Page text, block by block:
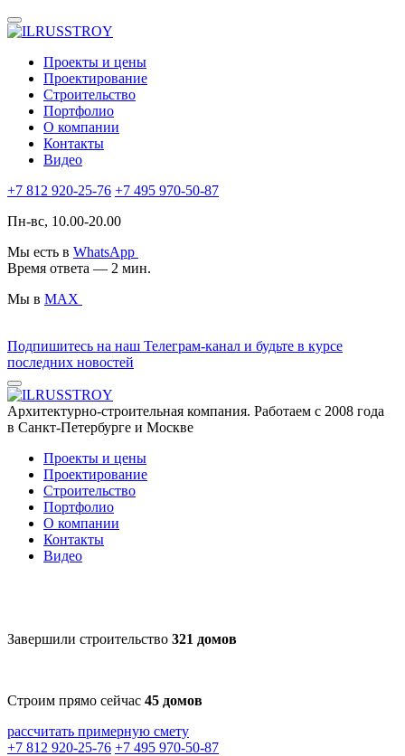
Проекты и цены
Проектирование
Строительство
Портфолио
О компании
Контакты
Видео
+7 812 920-25-76 +7 495 970-50-87
Пн-вс, 10.00-20.00
Мы есть в WhatsApp
Время ответа — 2 мин.
Мы в MAX
Подпишитесь на наш Телеграм-канал и будьте в курсе
последних новостей
Архитектурно-строительная компания. Работаем с 2008 года
в Санкт-Петербурге и Москве
Проекты и цены
Проектирование
Строительство
Портфолио
О компании
Контакты
Видео
Завершили строительство 321 домов
Строим прямо сейчас 45 домов
рассчитать примерную смету
+7 812 920-25-76 +7 495 970-50-87